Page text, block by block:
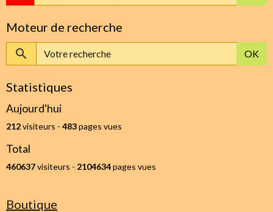
Moteur de recherche
OK
Statistiques
Aujourd'hui
212visiteurs - 483pages vues
Total
460637visiteurs - 2104634pages vues
Boutique